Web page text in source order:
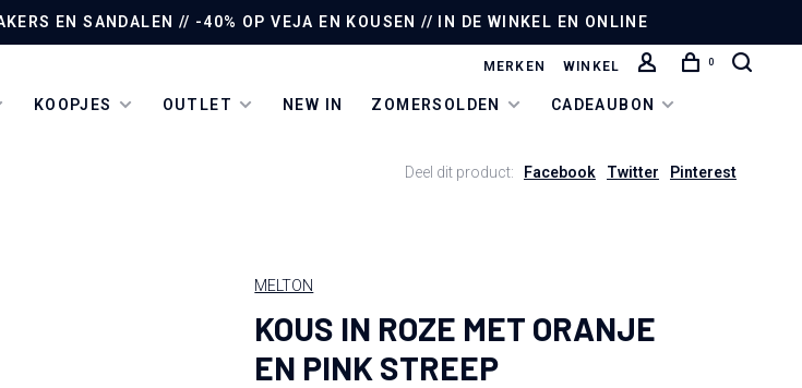
EN SANDALEN // -40% OP VEJA EN KOUSEN // IN DE WINKEL EN ONLINE
KOOPJES OUTLET NEW IN ZOMERSOLDEN CADEAUBON
MERKEN WINKEL 0
Deel dit product: Facebook Twitter Pinterest
MELTON
KOUS IN ROZE MET ORANJE
EN PINK STREEP